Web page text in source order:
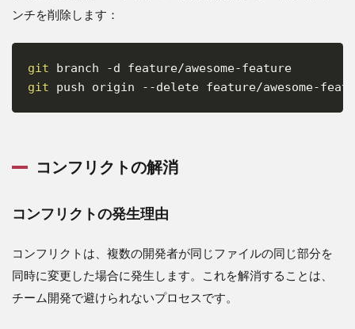
ンチを削除します：
git branch -d
git push origin --delete
コンフリクトの解消
コンフリクトの発生理由
コンフリクトは、複数の開発者が同じファイルの同じ部分を
同時に変更した場合に発生します。これを解消することは、
チーム開発で避けられないプロセスです。